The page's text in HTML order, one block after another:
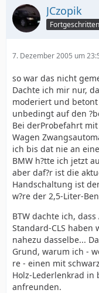
JCzopik
7. Dezember 2005 um
so war das nicht
Dachte ich mir nur,
moderiert und
unbedingt auf den
Bei derProbefahrt
Wagen
ich bis dat nie an
BMW h?tte ich jetzt
aber daf?r ist die
Handschaltung ist
w?re der 2,5-Liter-
BTW dachte ich,
Standard-CLS haben
nahezu dasselbe...
Grund, warum ich -
re - einen mit
Holz-Lederlenkrad
anfreunden.